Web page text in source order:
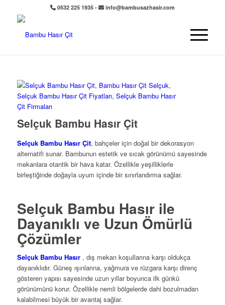
0532 225 1935 - info@bambusazhasir.com
Selçuk Bambu Hasır Çit
Selçuk Bambu Hasır Çit, bahçeler için doğal bir dekorasyon
alternatifi sunar. Bambunun estetik ve sıcak görünümü sayesinde
mekanlara otantik bir hava katar. Özellikle yeşilliklerle
birleştiğinde doğayla uyum içinde bir sınırlandırma sağlar.
Selçuk Bambu Hasır ile
Dayanıklı ve Uzun Ömürlü
Çözümler
Selçuk Bambu Hasır , dış mekan koşullarına karşı oldukça
dayanıklıdır. Güneş ışınlarına, yağmura ve rüzgara karşı direnç
gösteren yapısı sayesinde uzun yıllar boyunca ilk günkü
görünümünü korur. Özellikle nemli bölgelerde dahi bozulmadan
kalabilmesi büyük bir avantaj sağlar.